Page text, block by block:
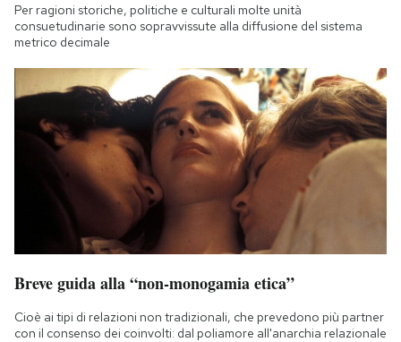
Per ragioni storiche, politiche e culturali molte unità
consuetudinarie sono sopravvissute alla diffusione del sistema
metrico decimale
Breve guida alla “non-monogamia etica”
Cioè ai tipi di relazioni non tradizionali, che prevedono più partner
con il consenso dei coinvolti: dal poliamore all'anarchia relazionale